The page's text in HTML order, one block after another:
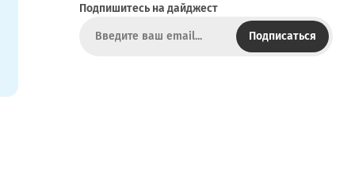
т
Подпишитесь на дайджест
Подписаться